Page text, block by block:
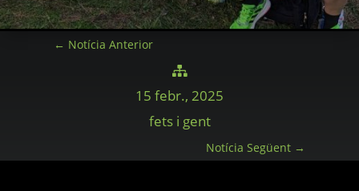
← Notícia Anterior

15 febr., 2025
fets i gent
Notícia Següent→